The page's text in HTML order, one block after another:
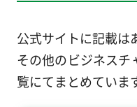
公式サイトに記載は
その他のビジネス
覧にてまとめていま